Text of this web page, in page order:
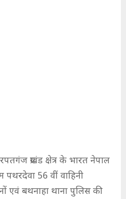
प्रखंड क्षेत्र के भारत नेपाल
56 वीं वाहिनी
एवं बथनाहा थाना पुलिस की